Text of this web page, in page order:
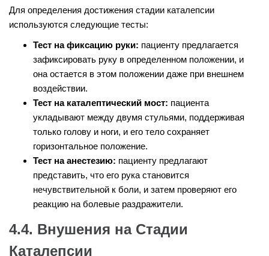
Для определения достижения стадии каталепсии
используются следующие тесты:
Тест на фиксацию руки: пациенту предлагается
зафиксировать руку в определенном положении, и
она остается в этом положении даже при внешнем
воздействии.
Тест на каталептический мост: пациента
укладывают между двумя стульями, поддерживая
только голову и ноги, и его тело сохраняет
горизонтальное положение.
Тест на анестезию: пациенту предлагают
представить, что его рука становится
нечувствительной к боли, и затем проверяют его
реакцию на болевые раздражители.
4.4. Внушения на Стадии
Каталепсии